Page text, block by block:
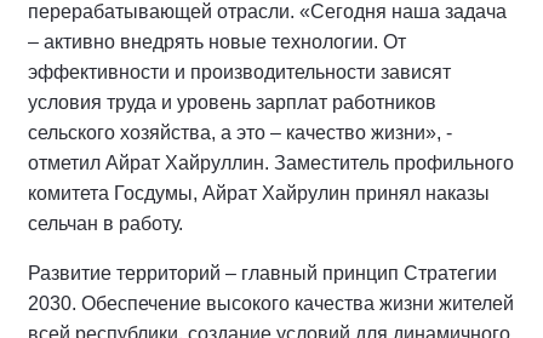
перерабатывающей отрасли. «Сегодня наша задача
– активно внедрять новые технологии. От
эффективности и производительности зависят
условия труда и уровень зарплат работников
сельского хозяйства, а это – качество жизни», -
отметил Айрат Хайруллин. Заместитель профильного
комитета Госдумы, Айрат Хайрулин принял наказы
сельчан в работу.
Развитие территорий – главный принцип Стратегии
2030. Обеспечение высокого качества жизни жителей